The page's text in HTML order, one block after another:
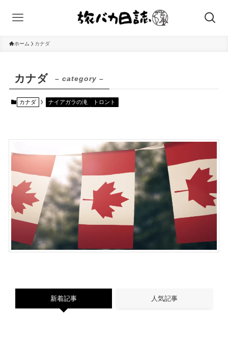
ホーム カナダ
カナダ – category –
カナダ ナイアガラの滝 トロント
新着記事 人気記事